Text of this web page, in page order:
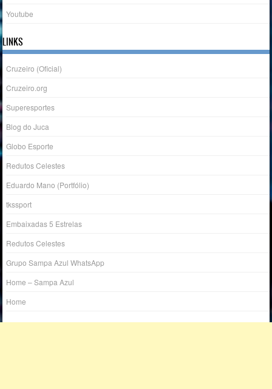
Youtube
LINKS
Cruzeiro (Oficial)
Cruzeiro.org
Superesportes
Blog do Juca
Globo Esporte
Redutos Celestes
Eduardo Mano (Portfólio)
tkssport
Embaixadas 5 Estrelas
Redutos Celestes
Grupo Sampa Azul WhatsApp
Home – Sampa Azul
Home